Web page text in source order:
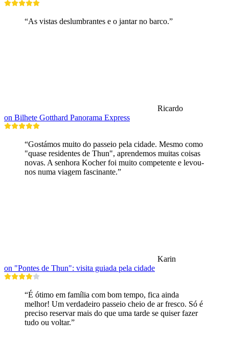
“As vistas deslumbrantes e o jantar no barco.”
Ricardo
on Bilhete Gotthard Panorama Express
“Gostámos muito do passeio pela cidade. Mesmo como
"quase residentes de Thun", aprendemos muitas coisas
novas. A senhora Kocher foi muito competente e levou-
nos numa viagem fascinante.”
Karin
on "Pontes de Thun": visita guiada pela cidade
“É ótimo em família com bom tempo, fica ainda
melhor! Um verdadeiro passeio cheio de ar fresco. Só é
preciso reservar mais do que uma tarde se quiser fazer
tudo ou voltar.”